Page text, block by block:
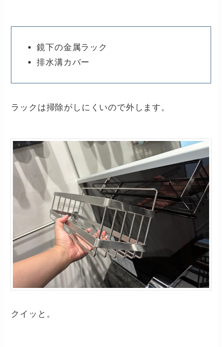
鏡下の金属ラック
排水溝カバー
ラックは掃除がしにくいので外します。
クイッと。